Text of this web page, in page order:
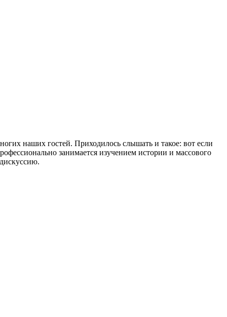
наших гостей. Приходилось слышать и такое: вот если
занимается изучением истории и массового